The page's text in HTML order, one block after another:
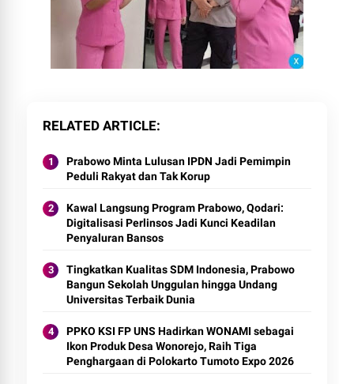
RELATED ARTICLE
Prabowo Minta Lulusan IPDN Jadi Pemimpin
Peduli Rakyat dan Tak Korup
Kawal Langsung Program Prabowo, Qodari:
Digitalisasi Perlinsos Jadi Kunci Keadilan
Penyaluran Bansos
Tingkatkan Kualitas SDM Indonesia, Prabowo
Bangun Sekolah Unggulan hingga Undang
Universitas Terbaik Dunia
PPKO KSI FP UNS Hadirkan WONAMI sebagai
Ikon Produk Desa Wonorejo, Raih Tiga
Penghargaan di Polokarto Tumoto Expo 2026